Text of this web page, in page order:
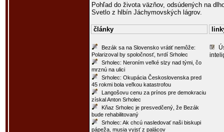
Pohľad do života väzňov, odsúdených na
Svetlo z hlbín Jáchymovských lágrov.
články
Bezák sa na Slovensko vrátiť nemôže:
Polarizoval by spoločnosť, tvrdí Srholec
Srholec: Neroním veľké slzy nad tými, čo
mrznú na ulici
Srholec: Okupácia Československa pred
45 rokmi bola veľkou katastrofou
Langošovu cenu za prínos pre demokraciu
získal Anton Srholec
Kňaz Srholec je presvedčený, že Bezák
bude rehabilitovaný
Srholec: Ak chcú nasledovať naši biskupi
pápeža, musia vyjsť z palácov